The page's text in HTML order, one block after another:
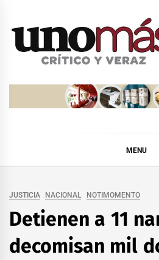
MENU
JUSTICIA NACIONAL NOTIMOMENTO
Detienen a 11
decomisan mil